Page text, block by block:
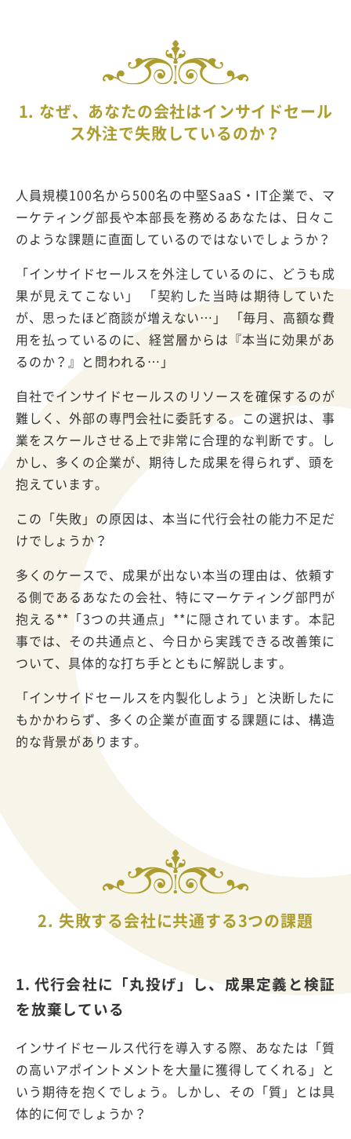
1. なぜ、あなたの会社はインサイドセール
ス外注で失敗しているのか？
人員規模100名から500名の中堅SaaS ・ IT企業で、マ
ーケティング部長や本部長を務めるあなたは、日々こ
のような課題に直面しているのではないでしょうか？
「インサイドセールスを外注しているのに、どうも成
果が見えてこない」 「契約した当時は期待していた
が、思ったほど商談が増えない… 」 「毎月、高額な費
用を払っているのに、経営層からは『本当に効果があ
るのか？』と問われる… 」
自社でインサイドセールスのリソースを確保するのが
難しく、外部の専門会社に委託する。この選択は、事
業をスケールさせる上で非常に合理的な判断です。し
かし、多くの企業が、期待した成果を得られず、頭を
抱えています。
この「失敗」の原因は、本当に代行会社の能力不足だ
けでしょうか？
多くのケースで、成果が出ない本当の理由は、依頼す
る側であるあなたの会社、特にマーケティング部門が
抱える** 「3つの共通点」 **に隠されています。本記
事では、その共通点と、今日から実践できる改善策に
ついて、具体的な打ち手とともに解説します。
「インサイドセールスを内製化しよう」と決断したに
もかかわらず、多くの企業が直面する課題には、構造
的な背景があります。
2. 失敗する会社に共通する3つの課題
1. 代行会社に「丸投げ」し、成果定義と検証
を放棄している
インサイドセールス代行を導入する際、あなたは「質
の高いアポイントメントを大量に獲得してくれる」と
いう期待を抱くでしょう。しかし、その「質」とは具
体的に何でしょうか？